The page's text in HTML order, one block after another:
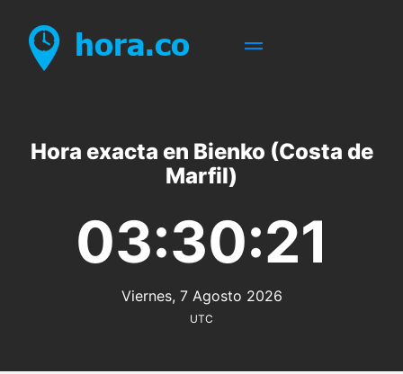
Hora exacta en Bienko (Costa de
Marfil)
03:30:21
Viernes, 7 Agosto 2026
UTC